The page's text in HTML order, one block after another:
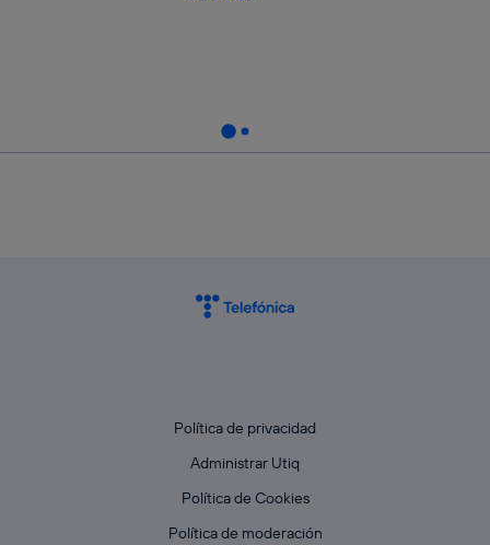
Política de privacidad
Administrar Utiq
Política de Cookies
Política de moderación